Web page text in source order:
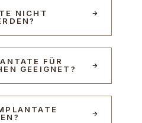
NICHT
FÜR
GEEIGNET?